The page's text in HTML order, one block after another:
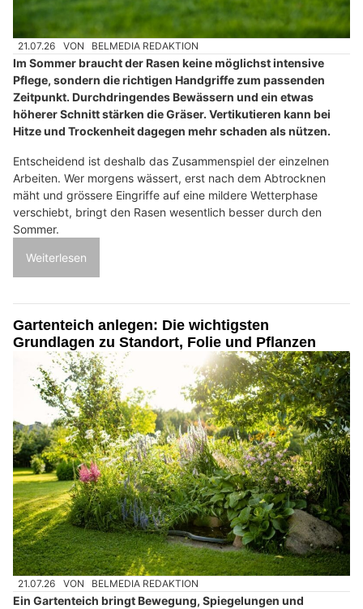
21.07.26 VON BELMEDIA REDAKTION
Im Sommer braucht der Rasen keine möglichst intensive
Pflege, sondern die richtigen Handgriffe zum passenden
Zeitpunkt. Durchdringendes Bewässern und ein etwas
höherer Schnitt stärken die Gräser. Vertikutieren kann bei
Hitze und Trockenheit dagegen mehr schaden als nützen.
Entscheidend ist deshalb das Zusammenspiel der einzelnen
Arbeiten. Wer morgens wässert, erst nach dem Abtrocknen
mäht und grössere Eingriffe auf eine mildere Wetterphase
verschiebt, bringt den Rasen wesentlich besser durch den
Sommer.
Weiterlesen
Gartenteich anlegen: Die wichtigsten
Grundlagen zu Standort, Folie und Pflanzen
21.07.26 VON BELMEDIA REDAKTION
Ein Gartenteich bringt Bewegung, Spiegelungen und